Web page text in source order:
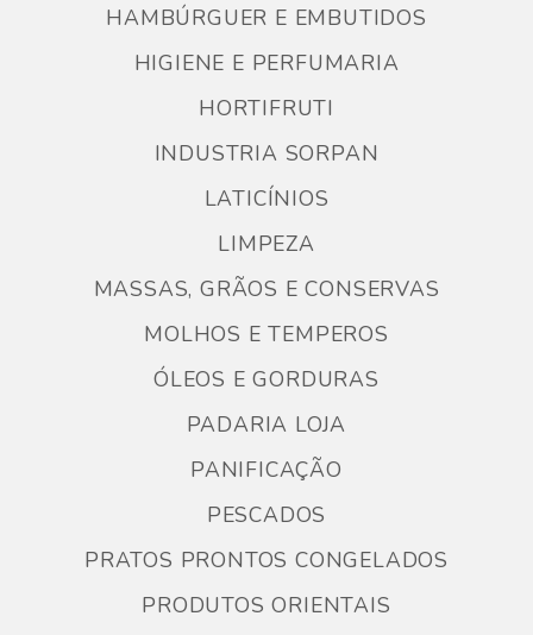
HAMBÚRGUER E EMBUTIDOS
HIGIENE E PERFUMARIA
HORTIFRUTI
INDUSTRIA SORPAN
LATICÍNIOS
LIMPEZA
MASSAS, GRÃOS E CONSERVAS
MOLHOS E TEMPEROS
ÓLEOS E GORDURAS
PADARIA LOJA
PANIFICAÇÃO
PESCADOS
PRATOS PRONTOS CONGELADOS
PRODUTOS ORIENTAIS